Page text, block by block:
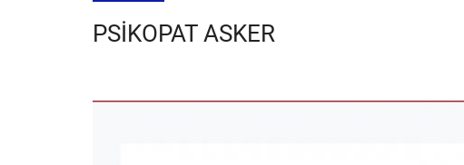
PSİKOPAT ASKER